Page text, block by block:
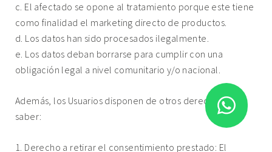
c. El afectado se opone al tratamiento porque este tiene
como finalidad el marketing directo de productos.
d. Los datos han sido procesados ilegalmente.
e. Los datos deban borrarse para cumplir con una
obligación legal a nivel comunitario y/o nacional.
Además, los Usuarios disponen de otros derechos, a
saber:
1. Derecho a retirar el consentimiento prestado: El